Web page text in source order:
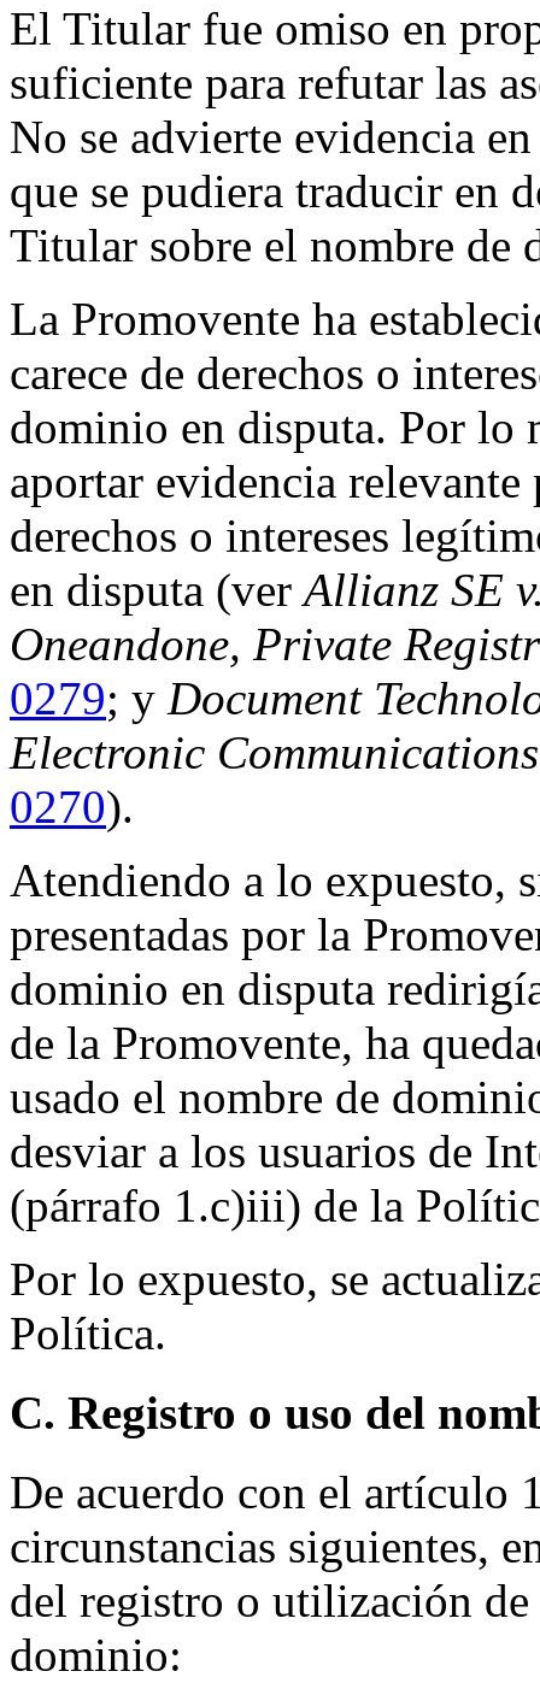
El Titular fue omiso en
suficiente para refutar las
No se advierte evidencia
que se pudiera traducir en
Titular sobre el nombre de
La Promovente ha
carece de derechos o
dominio en disputa. Por lo
aportar evidencia relevante
derechos o intereses
en disputa (ver Allianz SE
Oneandone, Private
0279; y Document
Electronic
0270).
Atendiendo a lo expuesto,
presentadas por la
dominio en disputa
de la Promovente, ha
usado el nombre de
desviar a los usuarios de
(párrafo 1.c)iii) de la
Por lo expuesto, se
Política.
C. Registro o uso del
De acuerdo con el artículo
circunstancias siguientes,
del registro o utilización
dominio: